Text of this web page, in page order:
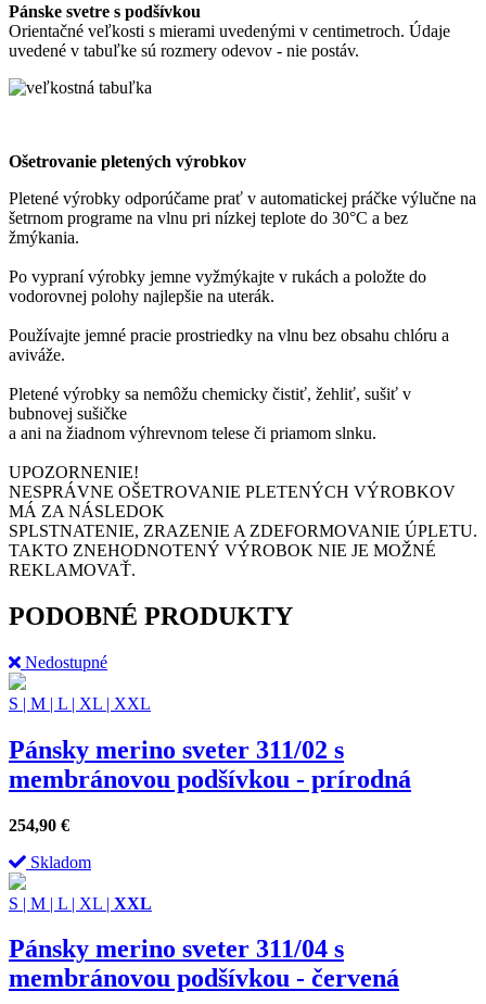
Pánske svetre s podšívkou
Orientačné veľkosti s mierami uvedenými v centimetroch. Údaje
uvedené v tabuľke sú rozmery odevov - nie postáv.
Ošetrovanie pletených výrobkov
Pletené výrobky odporúčame prať v automatickej práčke výlučne na
šetrnom programe na vlnu pri nízkej teplote do 30°C a bez
žmýkania.
Po vypraní výrobky jemne vyžmýkajte v rukách a položte do
vodorovnej polohy najlepšie na uterák.
Používajte jemné pracie prostriedky na vlnu bez obsahu chlóru a
aviváže.
Pletené výrobky sa nemôžu chemicky čistiť, žehliť, sušiť v
bubnovej sušičke
a ani na žiadnom výhrevnom telese či priamom slnku.
UPOZORNENIE!
NESPRÁVNE OŠETROVANIE PLETENÝCH VÝROBKOV
MÁ ZA NÁSLEDOK
SPLSTNATENIE, ZRAZENIE A ZDEFORMOVANIE ÚPLETU.
TAKTO ZNEHODNOTENÝ VÝROBOK NIE JE MOŽNÉ
REKLAMOVAŤ.
PODOBNÉ PRODUKTY
Nedostupné
S | M | L | XL | XXL
Pánsky merino sveter 311/02 s
membránovou podšívkou - prírodná
254,90 €
Skladom
S | M | L | XL | XXL
Pánsky merino sveter 311/04 s
membránovou podšívkou - červená